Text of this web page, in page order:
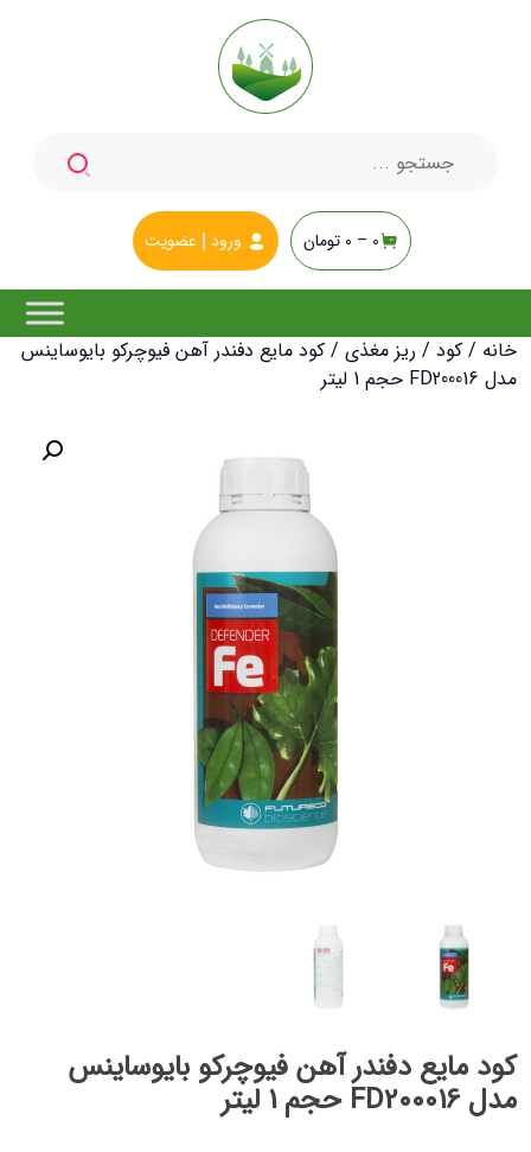
0 –
0 تومان ورود عضویت
خانه / کود / ریز مغذی / کود مایع دفندر آهن فیوچرکو بایوساینس
مدل FD200016 حجم 1 لیتر
کود مایع دفندر آهن فیوچرکو بایوساینس
مدل FD200016 حجم 1 لیتر